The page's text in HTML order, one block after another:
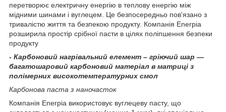
перетворює електричну енергію в теплову енергію між
мідними шинами і вуглецем. Це безпосередньо пов'язано з
тривалістю життя та безпекою продукту. Компанія Enerpia
розширила простір срібної пасти в цілях поліпшення безпеки
продукту
- Карбоновий нагрівальний елемент – гріючий шар ―
багатошаровий карбоновий матеріал в матриці з
полімерних високотемпературних смол
Карбонова паста з наночасток
Компанія Enerpia використовує вуглецеву пасту, що